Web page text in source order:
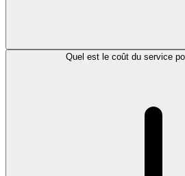
Quel est le coût du service